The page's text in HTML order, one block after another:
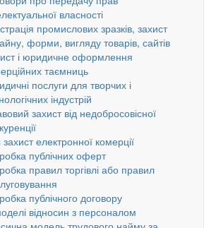
власності
промислових зразків, захист
форми, вигляду товарів, сайтів
і юридичне оформлення
таємниць
послуги для творчих і
індустрій
захист від недобросовісної
електронної комерції
публічних оферт
правил торгівлі або правил
публічного договору
відносин з персоналом